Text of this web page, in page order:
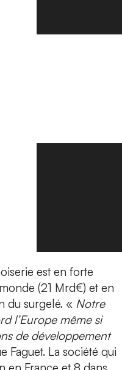
est en forte
(21 Mrd€) et en
du surgelé. « Notre
l’Europe même si
de développement
Faguet. La société qui